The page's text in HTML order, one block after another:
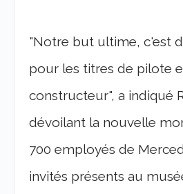
"Notre but ultime, c'est
pour les titres de pilote
constructeur", a indiqué
dévoilant la nouvelle
700 employés de
invités présents au